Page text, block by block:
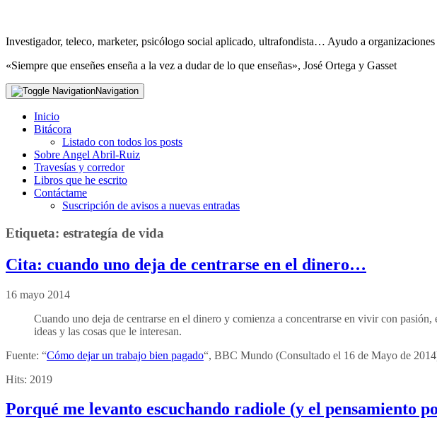
Investigador, teleco, marketer, psicólogo social aplicado, ultrafondista… Ayudo a organizaciones
«Siempre que enseñes enseña a la vez a dudar de lo que enseñas», José Ortega y Gasset
Navigation
Inicio
Bitácora
Listado con todos los posts
Sobre Angel Abril-Ruiz
Travesías y corredor
Libros que he escrito
Contáctame
Suscripción de avisos a nuevas entradas
Etiqueta: estrategía de vida
Cita: cuando uno deja de centrarse en el dinero…
16 mayo 2014
Cuando uno deja de centrarse en el dinero y comienza a concentrarse en vivir con
ideas y las cosas que le interesan.
Fuente: “Cómo dejar un trabajo bien pagado“, BBC Mundo (Consultado el 16 de Mayo de
Hits: 2019
Porqué me levanto escuchando radiole (y el pensamiento